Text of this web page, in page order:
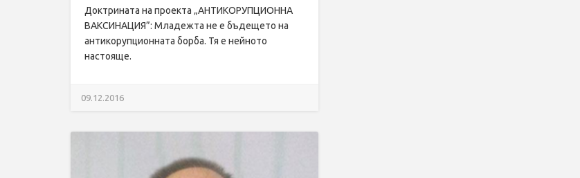
Доктрината на проекта „АНТИКОРУПЦИОННА
ВАКСИНАЦИЯ”: Младежта не е бъдещето на
антикорупционната борба. Тя е нейното
настояще.
09.12.2016